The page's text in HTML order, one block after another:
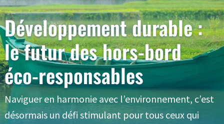
Développement durable :
le futur des hors-bord
éco-responsables
Naviguer en harmonie avec l’environnement, c’est
désormais un défi stimulant pour tous ceux qui